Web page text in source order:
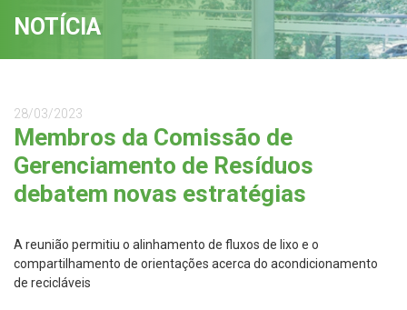
NOTÍCIA
28/03/2023
Membros da Comissão de
Gerenciamento de Resíduos
debatem novas estratégias
A reunião permitiu o alinhamento de fluxos de lixo e o
compartilhamento de orientações acerca do acondicionamento
de recicláveis